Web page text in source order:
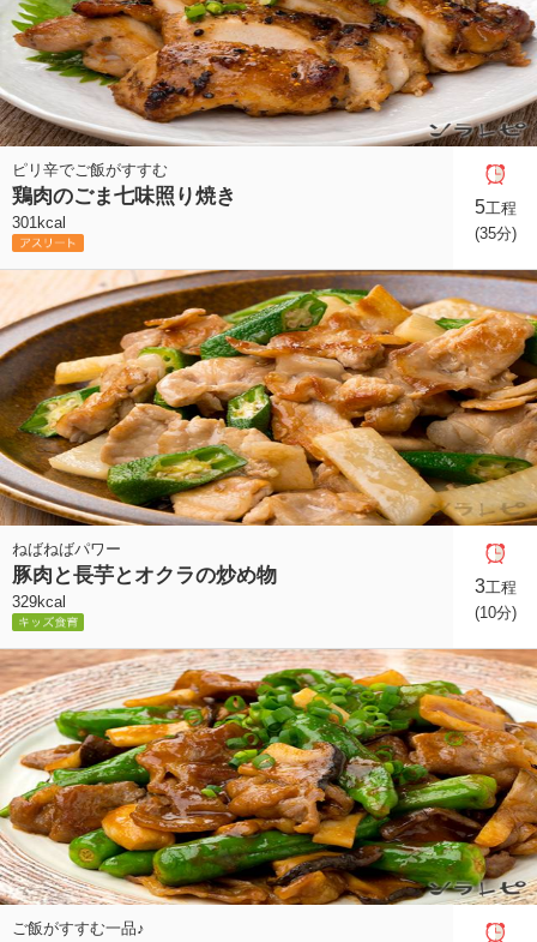
ピリ辛でご飯がすすむ
鶏肉のごま七味照り焼き
301kcal
5工程
(35分)
ねばねばパワー
豚肉と長芋とオクラの炒め物
329kcal
3工程
(10分)
ご飯がすすむ一品♪